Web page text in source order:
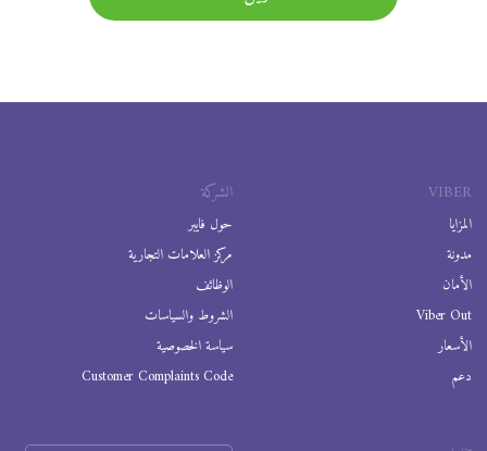
VIBER
المزايا
مدونة
الأمان
Viber Out
الأسعار
دعم
الشركة
حول فايبر
مركز العلامات التجارية
الوظائف
الشروط والسياسات
سياسة الخصوصية
Customer Complaints Code